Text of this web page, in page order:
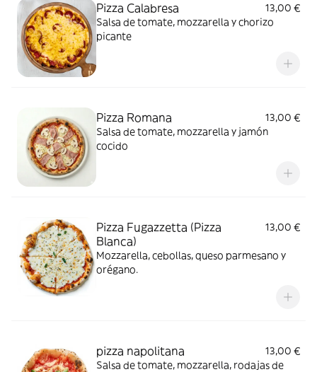
Pizza Calabresa
13,00 €
Salsa de tomate, mozzarella y chorizo
picante
Pizza Romana
13,00 €
Salsa de tomate, mozzarella y jamón
cocido
Pizza Fugazzetta (Pizza
Blanca)
13,00 €
Mozzarella, cebollas, queso parmesano y
orégano.
pizza napolitana
13,00 €
Salsa de tomate, mozzarella, rodajas de